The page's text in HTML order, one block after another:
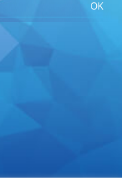
OK